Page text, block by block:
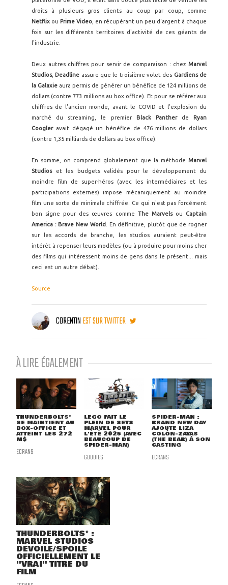
droits à plusieurs gros clients au coup par coup, comme
Netflix ou Prime Video , en récupérant un peu d'argent à chaque
fois sur les différents territoires d'activité de ces géants de
l'industrie.
Deux autres chiffres pour servir de comparaison : chez Marvel
Studios, Deadline assure que le troisième volet des Gardiens de
la Galaxie aura permis de générer un bénéfice de 124 millions de
dollars (contre 773 millions au box office). Et pour se référer aux
chiffres de l'ancien monde, avant le COVID et l'explosion du
marché du streaming, le premier
Black Panther de Ryan
Coogleravait dégagé un bénéfice de 476 millions de dollars
(contre 1,35 milliards de dollars au box office).
En somme, on comprend globalement que la méthode Marvel
Studioset les budgets validés pour le développement du
moindre film de super-héros (avec les intermédiaires et les
participations externes) impose mécaniquement au moindre
film une sorte de minimale chiffrée. Ce qui n'est pas forcément
bon signe pour des œuvres comme The Marvelsou Captain
America : Brave New World
. En définitive, plutôt que de rogner
sur les accords de branche, les studios auraient peut-être
intérêt à repenser leurs modèles (ou à produire pour moins cher
des films qui intéressent moins de gens dans le présent... mais
ceci est un autre débat).
Source
CORENTINEST SUR TWITTER
À LIRE ÉGALEMENT
THUNDERBOLTS*
SE MAINTIENT AU
BOX-OFFICE ET
ATTEINT LES 272
M$
ECRANS
LEGO FAIT LE
PLEIN DE SETS
MARVEL POUR
L'ÉTÉ 2025 (AVEC
BEAUCOUP DE
SPIDER-MAN)
GOODIES
SPIDER-MAN :
BRAND NEW DAY
AJOUTE LIZA
COLÓN-ZAYAS
(THE BEAR) À SON
CASTING
ECRANS
THUNDERBOLTS* :
MARVEL STUDIOS
DÉVOILE/SPOILE
OFFICIELLEMENT LE
''VRAI'' TITRE DU
FILM